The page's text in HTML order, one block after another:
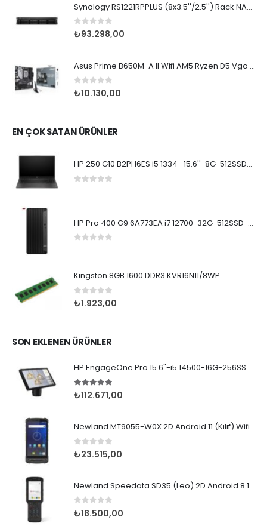
Synology RS1221RPPLUS (8x3.5''/2.5'') Rack NAS 2U
0 5 üzerinden
₺93.298,00
Asus Prime B650M-A II Wifi AM5 Ryzen D5 Vga Hdmi D
0 5 üzerinden
₺10.130,00
EN ÇOK SATAN ÜRÜNLER
HP 250 G10 B2PH6ES i5 1334 -15.6''-8G-512SSD-Dos
HP Pro 400 G9 6A773EA i7 12700-32G-512SSD-W11Pro
Kingston 8GB 1600 DDR3 KVR16N11/8WP
0 5 üzerinden
₺1.923,00
SON EKLENEN ÜRÜNLER
HP EngageOne Pro 15.6"-i5 14500-16G-256SSD-OST W11
5.00 5 üzerinden
₺112.671,00
Newland MT9055-W0X 2D Android 11 (Kılıf) Wifi BT
0 5 üzerinden
₺23.515,00
Newland Speedata SD35 (Leo) 2D Android 8.1 Wifi BT
0 5 üzerinden
₺18.500,00